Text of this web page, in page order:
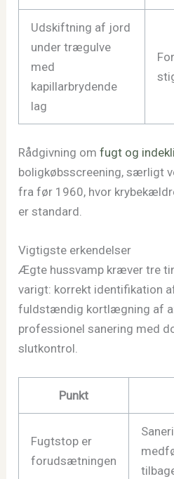
Udskiftning af jord
under trægulve
med
kapillarbrydende
lag
Rådgivning omfugt og
boligkøbsscreening, særligt
fra før 1960, hvor
er standard.
Vigtigste erkendelser
Ægte hussvamp kræver tre
varigt: korrekt identifikation
fuldstændig kortlægning af
professionel sanering med
slutkontrol.
Punkt
Fugtstop er
forudsætningen